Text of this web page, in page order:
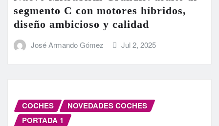
segmento C con motores híbridos,
diseño ambicioso y calidad
José Armando Gómez Jul 2, 2025
COCHES
NOVEDADES COCHES
PORTADA 1